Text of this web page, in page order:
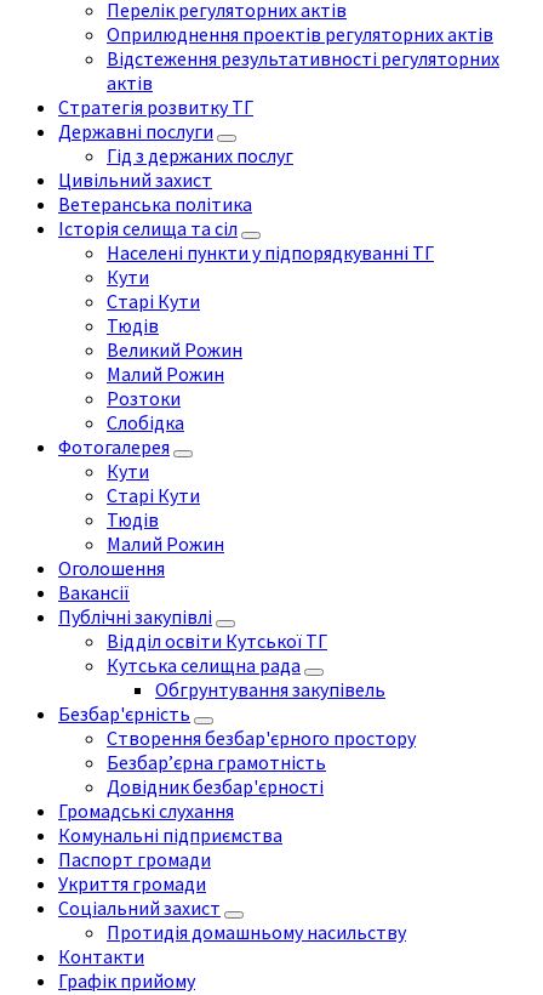
Перелік регуляторних актів
Оприлюднення проектів регуляторних актів
Відстеження результативності регуляторних
актів
Стратегія розвитку ТГ
Державні послуги
Гід з держаних послуг
Цивільний захист
Ветеранська політика
Історія селища та сіл
Населені пункти у підпорядкуванні ТГ
Кути
Старі Кути
Тюдів
Великий Рожин
Малий Рожин
Розтоки
Слобідка
Фотогалерея
Кути
Старі Кути
Тюдів
Малий Рожин
Оголошення
Вакансії
Публічні закупівлі
Відділ освіти Кутської ТГ
Кутська селищна рада
Обгрунтування закупівель
Безбар'єрність
Створення безбар'єрного простору
Безбар’єрна грамотність
Довідник безбар'єрності
Громадські слухання
Комунальні підприємства
Паспорт громади
Укриття громади
Соціальний захист
Протидія домашньому насильству
Контакти
Графік прийому